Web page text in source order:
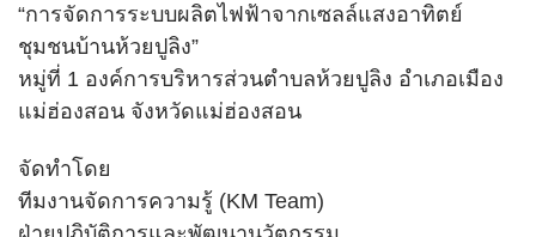
มติ ครม. ที่เกี่ยวข้อง
นโยบายความมั่นคงปลอดภัยด้านสารสนเทศและทาง
ไซเบอร์
กฎหมาย
สำนักงานปลัดกระทรวงพลังงาน
“การจัดการระบบผลิตไฟฟ้าจากเซลล์แสงอาทิตย์
ชุมชนบ้านห้วยปูลิง”
หมู่ที่ 1 องค์การบริหารส่วนตำบลห้วยปูลิง อำเภอเมือง
แม่ฮ่องสอน จังหวัดแม่ฮ่องสอน
จัดทำโดย
ทีมงานจัดการความรู้ (KM Team)
นามสกุล*
เบอร์โทรศัพท์